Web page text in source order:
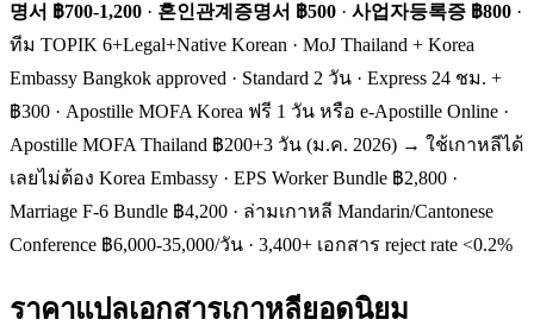
명서 ฿700-1,200 · 혼인관계증명서 ฿500 · 사업자등록증 ฿800 ·
ทีม TOPIK 6+Legal+Native Korean · MoJ Thailand + Korea
Embassy Bangkok approved · Standard 2 วัน · Express 24 ชม. +
฿300 · Apostille MOFA Korea ฟรี 1 วัน หรือ e-Apostille Online ·
Apostille MOFA Thailand ฿200+3 วัน (ม.ค. 2026) → ใช้เกาหลีได้
เลยไม่ต้อง Korea Embassy · EPS Worker Bundle ฿2,800 ·
Marriage F-6 Bundle ฿4,200 · ล่ามเกาหลี Mandarin/Cantonese
Conference ฿6,000-35,000/วัน · 3,400+ เอกสาร reject rate <0.2%
ราคาแปลเอกสารเกาหลียอดนิยม